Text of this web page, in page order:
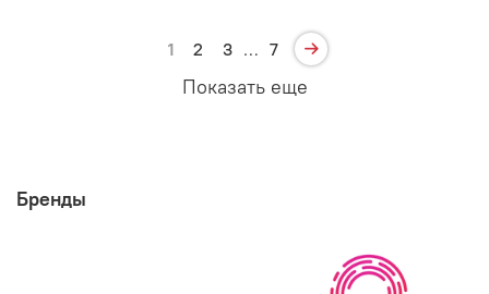
1 2 3 … 7
Показать еще
Бренды